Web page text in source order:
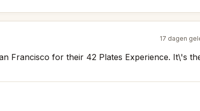
17 dagen
Francisco for their 42 Plates Experience. It\'s